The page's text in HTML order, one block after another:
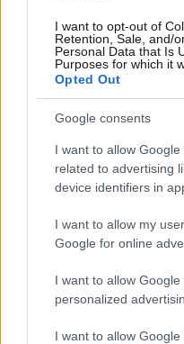
I want to opt-out of
Retention, Sale, and/
Personal Data that Is
Purposes for which it
Opted Out
Google consents
I want to allow
related to advertising
device identifiers in
I want to allow my
Google for online
I want to allow
personalized
I want to allow
06·11·2025 06:47
Πόση αξία έχασαν
χάσμα μεταξύ ΠΑΕ ΠΑΟΚ